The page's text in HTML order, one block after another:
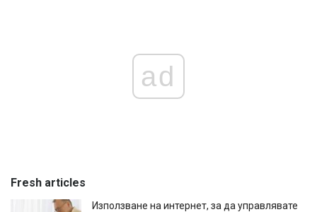
ad
Fresh articles
Използване на интернет, за да управлявате